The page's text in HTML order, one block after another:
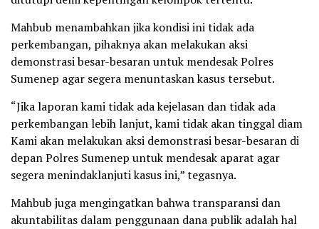
Mahbub menambahkan jika kondisi ini tidak ada
perkembangan, pihaknya akan melakukan aksi
demonstrasi besar-besaran untuk mendesak Polres
Sumenep agar segera menuntaskan kasus tersebut.
“Jika laporan kami tidak ada kejelasan dan tidak ada
perkembangan lebih lanjut, kami tidak akan tinggal diam
Kami akan melakukan aksi demonstrasi besar-besaran di
depan Polres Sumenep untuk mendesak aparat agar
segera menindaklanjuti kasus ini,” tegasnya.
Mahbub juga mengingatkan bahwa transparansi dan
akuntabilitas dalam penggunaan dana publik adalah hal